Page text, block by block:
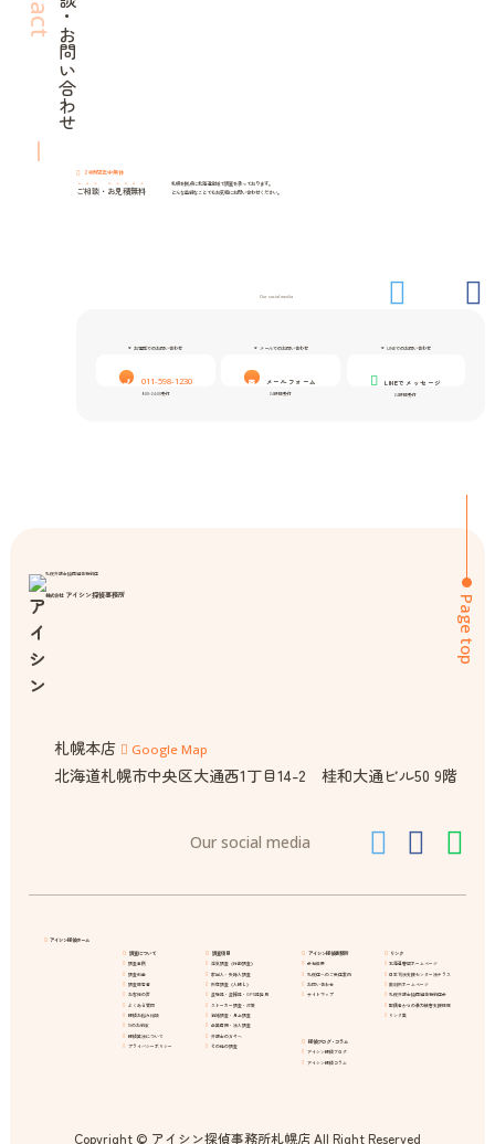
ご相談・お問い合わせ
24時間年中無休
ご相談 ・ お見積無料
札幌を拠点に北海道全域で調査を承っております。
どんな些細なことでもお気軽にお問い合わせください。
Our social media
お電話でのお問い合わせ
011-598-1230
9:00-24:00受付
メールでのお問い合わせ
メールフォーム
24時間受付
LINEでのお問い合わせ
LINEでメッセージ
24時間受付
Page top
札幌弁護士協同組合特約店
株式会社 アイシン探偵事務所
札幌本店 Google Map
北海道札幌市中央区大通西1丁目14-2 桂和大通ビル50 9階
Our social media
アイシン探偵ホーム
調査について
調査事例
調査料金
調査報告書
お客様の声
よくある質問
探偵お悩み相談
10のお約束
探偵業法について
プライバシーポリシー
調査項目
浮気調査（行動調査）
家出人・失踪人調査
所在調査（人探し）
盗聴器・盗撮器・GPS器発見
ストーカー調査・対策
結婚調査・身上調査
企業信用・法人調査
弁護士の方々へ
その他の調査
アイシン探偵事務所
会社概要
札幌店へのご来店案内
お問い合わせ
サイトマップ
探偵ブログ・コラム
アイシン探偵ブログ
アイシン探偵コラム
リンク
北海道警察ホームページ
日本司法支援センター法テラス
裁判所ホームページ
札幌弁護士協同組合特約店会
配偶者からの暴力被害支援情報
リンク集
Copyright © アイシン探偵事務所札幌店 All Right Reserved